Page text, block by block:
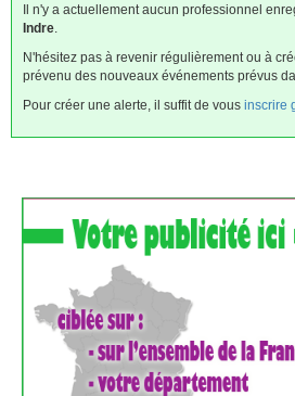
Il n'y a actuellement aucun professionnel
Indre
N'hésitez pas à revenir régulièrement ou à
prévenu des nouveaux événements prévus
Pour créer une alerte, il suffit de vous inscrire